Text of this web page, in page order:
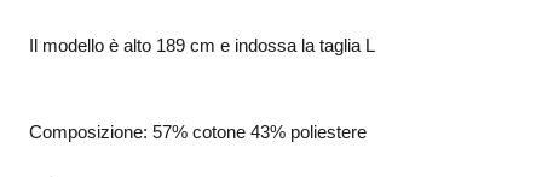
Il modello è alto 189 cm e indossa la taglia L
Composizione: 57% cotone 43% poliestere